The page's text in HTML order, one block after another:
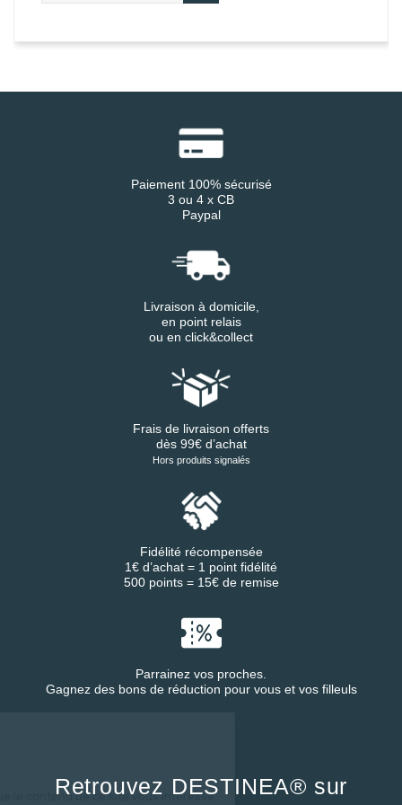
sûrs que le contenu de ce site vous intéresse
Paiement 100% sécurisé
3 ou 4 x CB
Paypal
Livraison à domicile,
en point relais
ou en click&collect
Frais de livraison offerts
dès 99€ d’achat
Hors produits signalés
Fidélité récompensée
1€ d’achat = 1 point fidélité
500 points = 15€ de remise
Parrainez vos proches.
Gagnez des bons de réduction pour vous et vos filleuls
Retrouvez DESTINEA® sur